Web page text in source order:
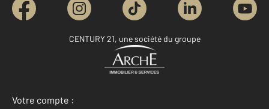
CENTURY 21, une société du groupe
Votre compte :